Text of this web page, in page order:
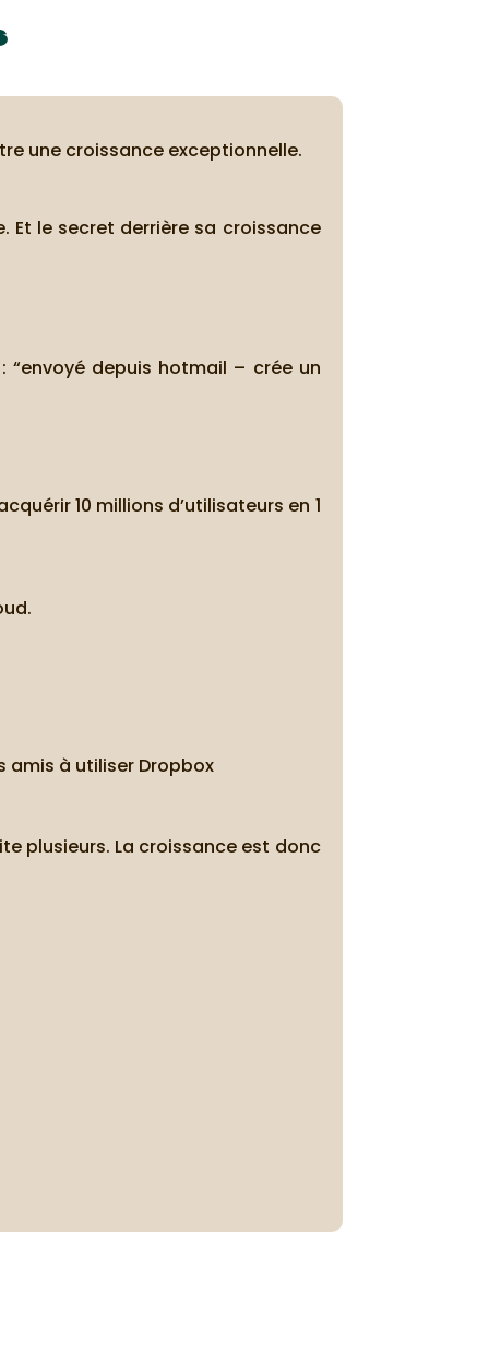
une croissance exceptionnelle.
Et le secret derrière sa croissance
depuis hotmail – crée un
10 millions d’utilisateurs en 1
amis à utiliser Dropbox
plusieurs. La croissance est donc